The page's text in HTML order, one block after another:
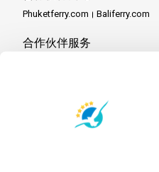
Phuketferry.com Baliferry.com
合作伙伴服务